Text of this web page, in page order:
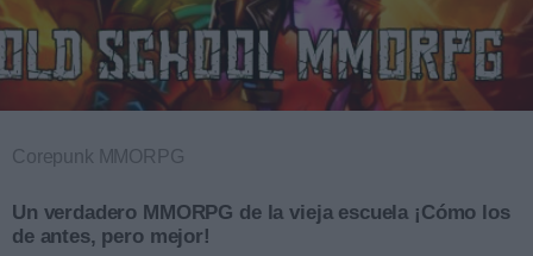
Corepunk MMORPG
Un verdadero MMORPG de la vieja escuela ¡Cómo los
de antes, pero mejor!